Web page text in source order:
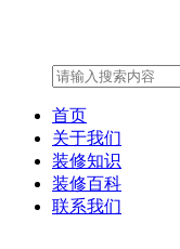
首页
关于我们
装修知识
装修百科
联系我们